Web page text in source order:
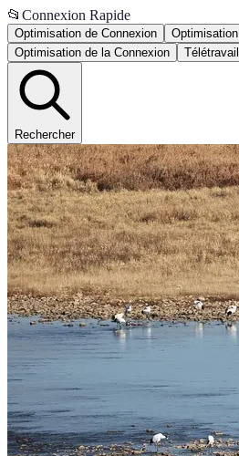
📂 Connexion Rapide
Optimisation de Connexion
Optimisation
Optimisation de la Connexion
Télétravail
Rechercher